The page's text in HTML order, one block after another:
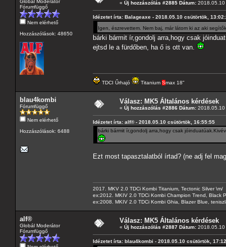
Globál Moderátor
Fórumfüggő
Nem elérhető
Hozzászólások: 48650
« Új hozzászólás #2885 Dátum: 2018.05.10
Idézetet írta: Balageaxe - 2018.05.10 csütörtök,
Igen, észrevettem. Nem baj, már látom ki az aki
bárki bármit ír,gondolj arra,hogy csak
ejtsd le a fürdőben, ha ő is ott van.
TDCI Űrhajó Titanium Smax 18"
blau4kombi
Fórumfüggő
Nem elérhető
Hozzászólások: 6488
Válasz: MK5 Általános kérdések
« Új hozzászólás #2886 Dátum: 2018.05.10
Idézetet írta: alf® - 2018.05.10 csütörtök, 16:55:55
bárki bármit ír,gondolj arra,hogy csak
Ezt most tapasztalatból írtad? (ne adj fel
2017. MKV 2.0 TDCi Kombi Titanium, Tectonic Silver \m/
ex:2012. MKIV 2.0 TDCi Kombi Champion Trend, Black
ex:2008. MKIV 2.0 TDCi Kombi Ghia, Blazer Blue,
alf®
Globál Moderátor
Fórumfüggő
Válasz: MK5 Általános kérdések
« Új hozzászólás #2887 Dátum: 2018.05.10
Idézetet írta: blau4kombi - 2018.05.10 csütörtök,